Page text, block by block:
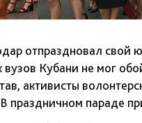
отпраздновал
Кубани не мог
активисты
праздничном параде